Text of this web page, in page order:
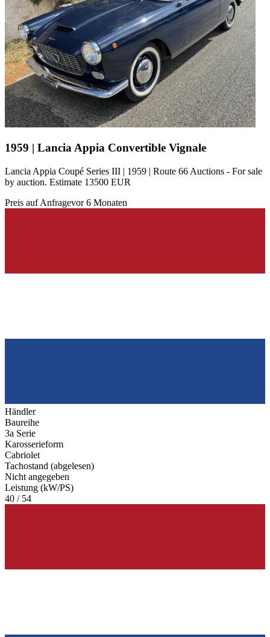
1959 | Lancia Appia Convertible Vignale
Lancia Appia Coupé Series III | 1959 | Route 66 Auctions - For sale
by auction. Estimate 13500 EUR
Preis auf Anfragevor 6 Monaten
Händler
Baureihe
3a Serie
Karosserieform
Cabriolet
Tachostand (abgelesen)
Nicht angegeben
Leistung (kW/PS)
40 / 54